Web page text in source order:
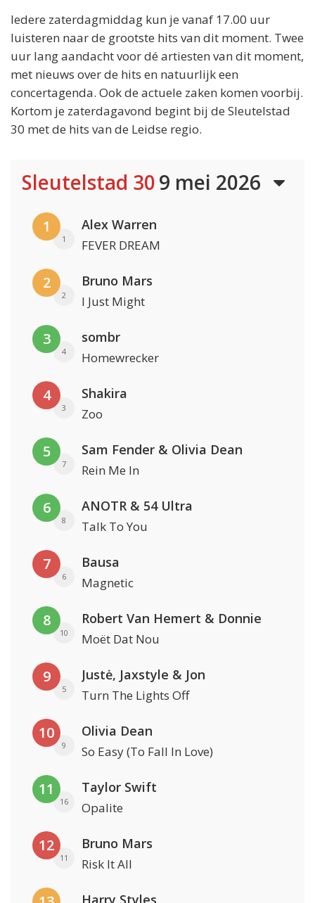
Iedere zaterdagmiddag kun je vanaf 17.00 uur
luisteren naar de grootste hits van dit moment. Twee
uur lang aandacht voor dé artiesten van dit moment,
met nieuws over de hits en natuurlijk een
concertagenda. Ook de actuele zaken komen voorbij.
Kortom je zaterdagavond begint bij de Sleutelstad
30 met de hits van de Leidse regio.
Sleutelstad 309 mei 2026
1
1
Alex Warren
FEVER DREAM
2
2
Bruno Mars
I Just Might
3
4
sombr
Homewrecker
4
3
Shakira
Zoo
5
7
Sam Fender & Olivia Dean
Rein Me In
6
8
ANOTR & 54 Ultra
Talk To You
7
6
Bausa
Magnetic
8
10
Robert Van Hemert & Donnie
Moët Dat Nou
9
5
Justė, Jaxstyle & Jon
Turn The Lights Off
10
9
Olivia Dean
So Easy (To Fall In Love)
11
16
Taylor Swift
Opalite
12
11
Bruno Mars
Risk It All